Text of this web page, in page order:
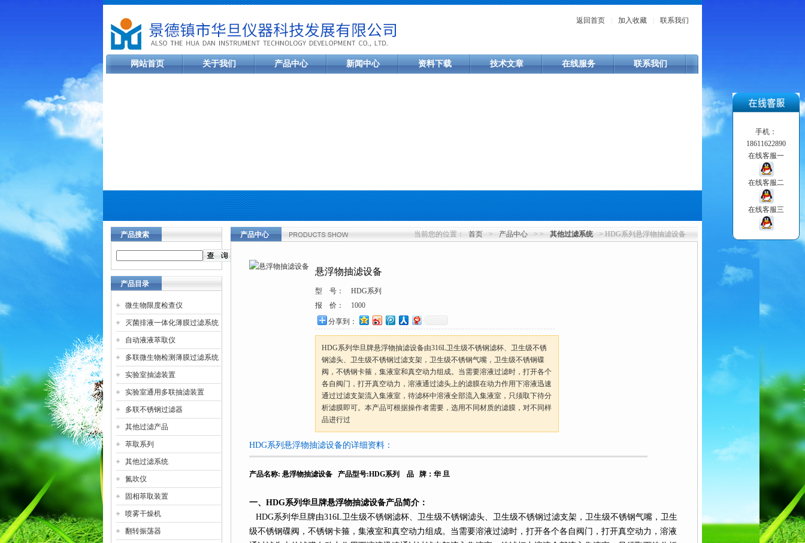
返回首页 加入收藏 联系我们
网站首页 关于我们 产品中心 新闻中心 资料下载 技术文章 在线服务 联系我们
产品搜索
产品目录
微生物限度检查仪
灭菌排液一体化薄膜过滤系统
自动液液萃取仪
多联微生物检测薄膜过滤系统
实验室抽滤装置
实验室通用多联抽滤装置
多联不锈钢过滤器
其他过滤产品
萃取系列
其他过滤系统
氮吹仪
固相萃取装置
喷雾干燥机
翻转振荡器
产品中心 当前您的位置： 首页 > 产品中心 > > 其他过滤系统 > HDG系列悬浮物抽滤设备
悬浮物抽滤设备
型 号：
HDG系列
报 价：
1000
分享到：
HDG系列华旦牌悬浮物抽滤设备由316L卫生级不锈钢滤杯、卫生级不锈
钢滤头、卫生级不锈钢过滤支架，卫生级不锈钢气嘴，卫生级不锈钢碟
阀，不锈钢卡箍，集液室和真空动力组成。当需要溶液过滤时，打开各个
各自阀门，打开真空动力，溶液通过滤头上的滤膜在动力作用下溶液迅速
通过过滤支架流入集液室，待滤杯中溶液全部流入集液室，只须取下待分
析滤膜即可。本产品可根据操作者需要，选用不同材质的滤膜，对不同样
品进行过
HDG系列悬浮物抽滤设备的详细资料：
产品名称: 悬浮物抽滤设备 产品型号:HDG系列 品 牌：华 旦
一、 HDG系列 华旦牌悬浮物抽滤设备产品简介：
HDG系列 华旦牌由316L卫生级不锈钢滤杯、卫生级不锈钢滤头、卫生级不锈钢过滤支架，卫生级不锈钢气嘴，卫生
级不锈钢碟阀，不锈钢卡箍，集液室和真空动力组成。当需要溶液过滤时，打开各个各自阀门，打开真空动力，溶液
手机：
18611622890
在线客服一
在线客服二
在线客服三